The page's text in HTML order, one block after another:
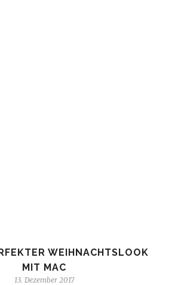
WEIHNACHTSLOOK
MIT MAC
13. Dezember 2017